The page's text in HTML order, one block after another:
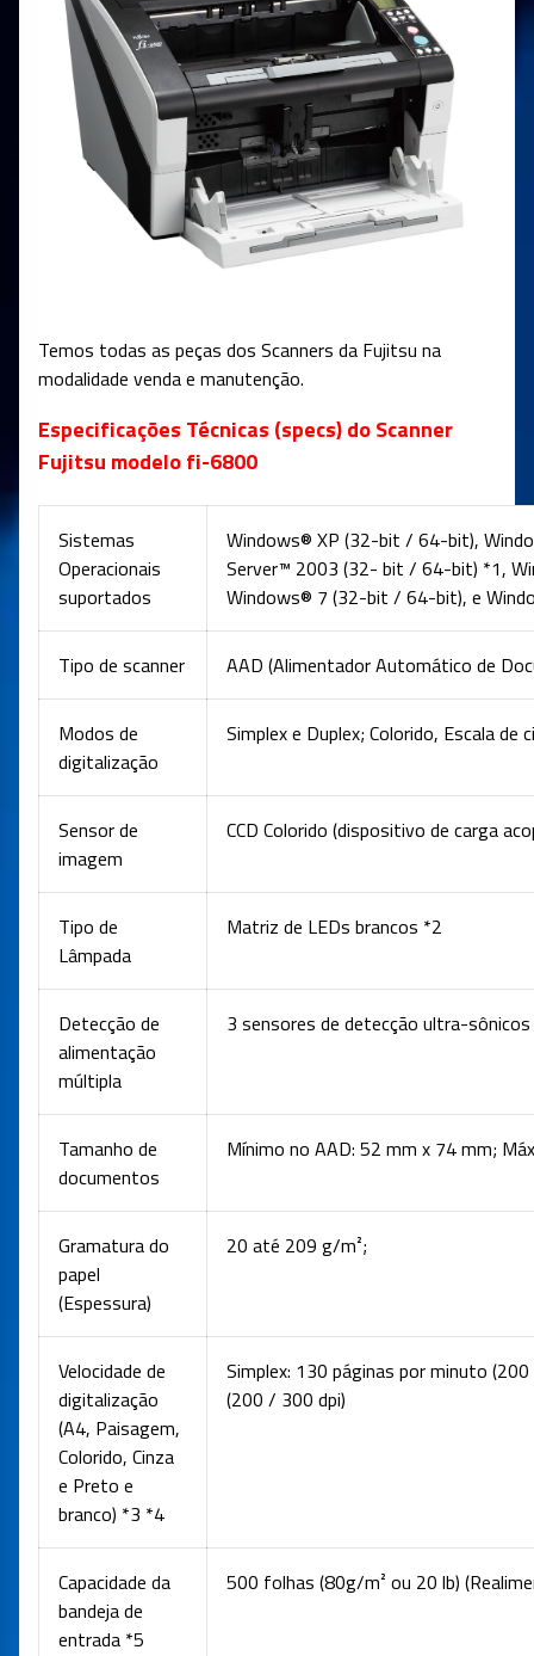
Temos todas as peças dos Scanners da Fujitsu na
modalidade venda e manutenção.
Especificações Técnicas (specs) do Scanner
Fujitsu modelo fi-6800
Sistemas
Operacionais
suportados
Windows® XP (32-bit / 64-bit),
Server™ 2003 (32- bit / 64-bit) *1,
Windows® 7 (32-bit / 64-bit), e
Tipo de scanner AAD (Alimentador Automático de
Modos de
digitalização
Simplex e Duplex; Colorido, Escala de
Sensor de
imagem
CCD Colorido (dispositivo de carga
Tipo de
Lâmpada
Matriz de LEDs brancos *2
Detecção de
alimentação
múltipla
3 sensores de detecção ultra-sônicos
Tamanho de
documentos
Mínimo no AAD: 52 mm x 74 mm;
Gramatura do
papel
(Espessura)
20 até 209 g/m²;
Velocidade de
digitalização
(A4, Paisagem,
Colorido, Cinza
e Preto e
branco) *3 *4
Simplex: 130 páginas por minuto
(200 / 300 dpi)
Capacidade da
bandeja de
entrada *5
500 folhas (80g/m² ou 20 lb)